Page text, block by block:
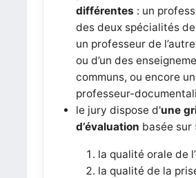
différentes : un
des deux spécialités de
un professeur de
ou d’un des
communs, ou encore un
professeur-
le jury dispose d'une
d’évaluation basée sur
la qualité orale de
la qualité de la